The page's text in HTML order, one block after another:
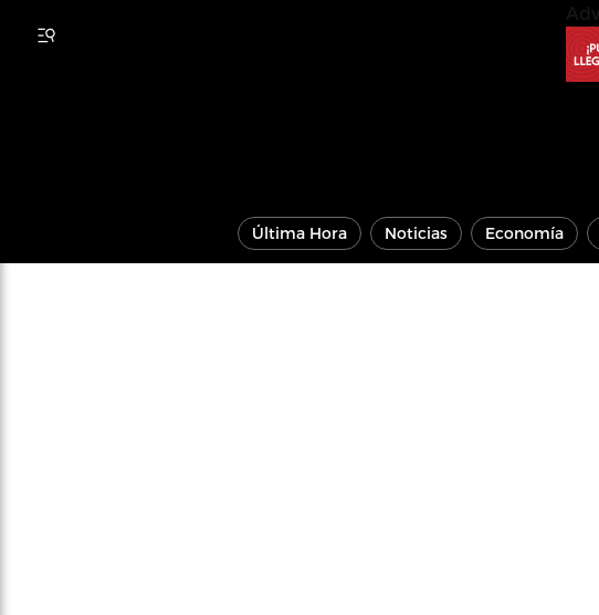
Última Hora Noticias Economía